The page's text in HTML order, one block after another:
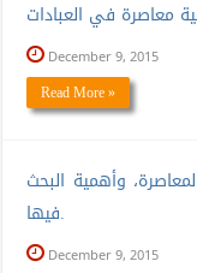
December 9, 2015
Read More »
المعاصرة، وأهمية البحث
فيها.
December 9, 2015